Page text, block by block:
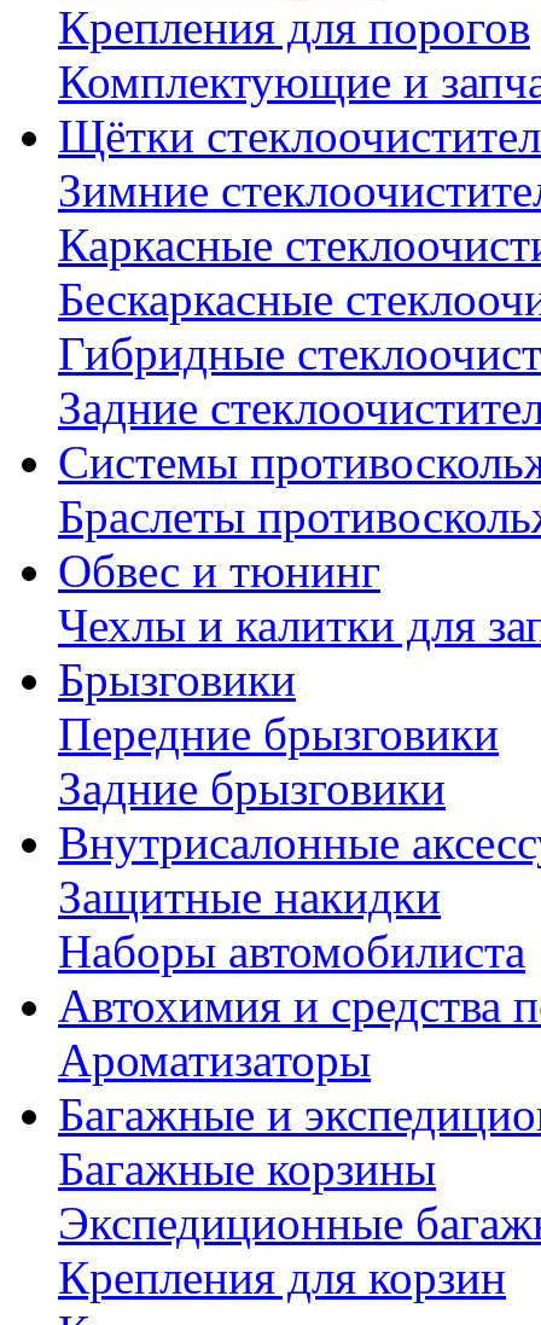
Крепления для порогов
Комплектующие и
Щётки
Зимние
Каркасные
Бескаркасные
Гибридные
Задние
Системы
Браслеты
Обвес и тюнинг
Чехлы и калитки для
Брызговики
Передние брызговики
Задние брызговики
Внутрисалонные
Защитные накидки
Наборы автомобилиста
Автохимия и средства
Ароматизаторы
Багажные и
Багажные корзины
Экспедиционные
Крепления для корзин